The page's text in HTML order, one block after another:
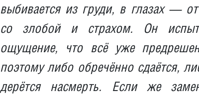
выбивается из груди, в глазах —
со злобой и страхом. Он
ощущение, что всё уже
поэтому либо обречённо сдаётся,
дерётся насмерть. Если же